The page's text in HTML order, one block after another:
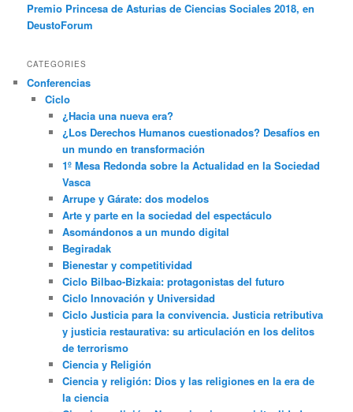
Premio Princesa de Asturias de Ciencias Sociales 2018, en
DeustoForum
CATEGORIES
Conferencias
Ciclo
¿Hacia una nueva era?
¿Los Derechos Humanos cuestionados? Desafíos en
un mundo en transformación
1º Mesa Redonda sobre la Actualidad en la Sociedad
Vasca
Arrupe y Gárate: dos modelos
Arte y parte en la sociedad del espectáculo
Asomándonos a un mundo digital
Begiradak
Bienestar y competitividad
Ciclo Bilbao-Bizkaia: protagonistas del futuro
Ciclo Innovación y Universidad
Ciclo Justicia para la convivencia. Justicia retributiva
y justicia restaurativa: su articulación en los delitos
de terrorismo
Ciencia y Religión
Ciencia y religión: Dios y las religiones en la era de
la ciencia